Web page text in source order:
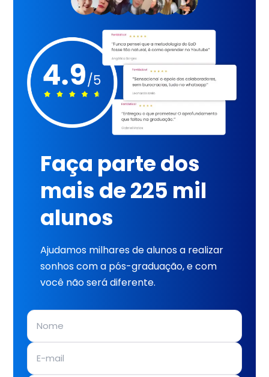
Faça parte dos
mais de 225 mil
alunos
Ajudamos milhares de alunos a realizar
sonhos com a pós-graduação, e com
você não será diferente.